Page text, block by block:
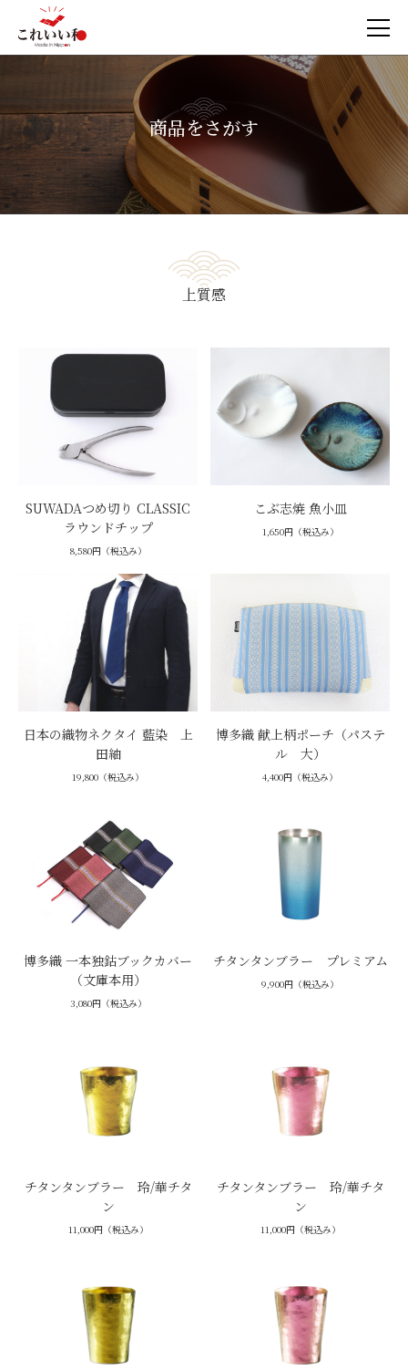
商品をさがす
上質感
SUWADAつめ切り CLASSIC
ラウンドチップ
8,580円（税込み）
こぶ志焼 魚小皿
1,650円（税込み）
日本の織物ネクタイ 藍染 上
田紬
19,800（税込み）
博多織 献上柄ポーチ（パステ
ル 大）
4,400円（税込み）
博多織 一本独鈷ブックカバー
（文庫本用）
3,080円（税込み）
チタンタンブラー プレミアム
9,900円（税込み）
チタンタンブラー 玲/華チタ
ン
11,000円（税込み）
チタンタンブラー 玲/華チタ
ン
11,000円（税込み）